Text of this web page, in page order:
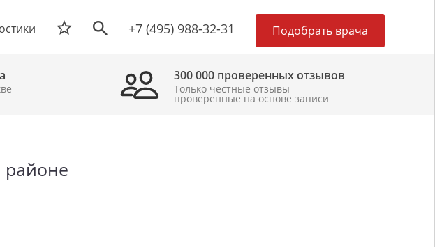
+7 (495) 988-32-31 Подобрать врача
300 000 проверенных отзывов
Только честные отзывы
проверенные на основе записи
районе